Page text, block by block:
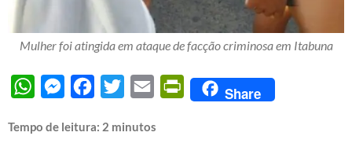
Mulher foi atingida em ataque de facção criminosa em Itabuna
WhatsAppMessengerFacebook
Twitter Email PrintFriendly
Share
Tempo de leitura: 2 minutos